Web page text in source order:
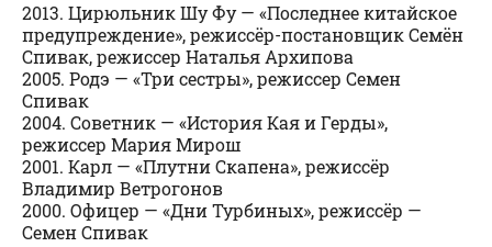
2013. Цирюльник Шу Фу — «Последнее китайское
предупреждение», режиссёр-постановщик Семён
Спивак, режиссер Наталья Архипова
2005. Родэ — «Три сестры», режиссер Семен
Спивак
2004. Советник — «История Кая и Герды»,
режиссер Мария Мирош
2001. Карл — «Плутни Скапена», режиссёр
Владимир Ветрогонов
2000. Офицер — «Дни Турбиных», режиссёр —
Семен Спивак